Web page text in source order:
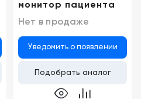
монитор пациента
Нет в продаже
Уведомить о появлении
Подобрать аналог